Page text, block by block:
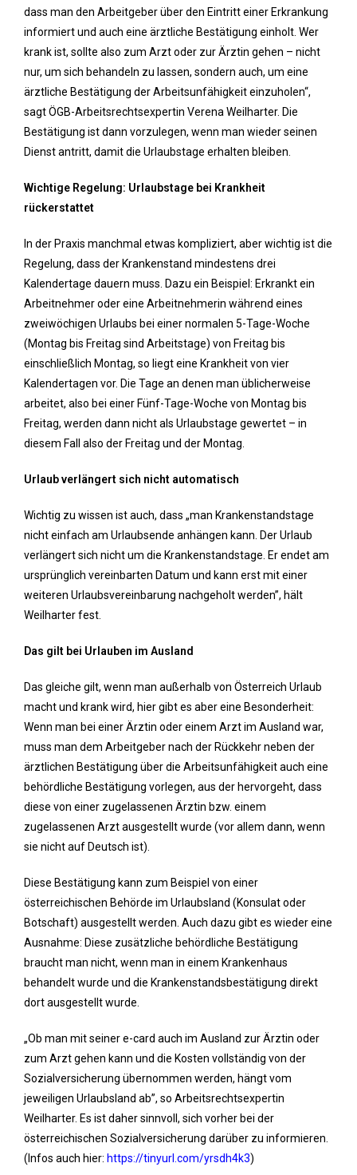
dass man den Arbeitgeber über den Eintritt einer Erkrankung
informiert und auch eine ärztliche Bestätigung einholt. Wer
krank ist, sollte also zum Arzt oder zur Ärztin gehen – nicht
nur, um sich behandeln zu lassen, sondern auch, um eine
ärztliche Bestätigung der Arbeitsunfähigkeit einzuholen“,
sagt ÖGB-Arbeitsrechtsexpertin Verena Weilharter. Die
Bestätigung ist dann vorzulegen, wenn man wieder seinen
Dienst antritt, damit die Urlaubstage erhalten bleiben.
Wichtige Regelung: Urlaubstage bei Krankheit
rückerstattet
In der Praxis manchmal etwas kompliziert, aber wichtig ist die
Regelung, dass der Krankenstand mindestens drei
Kalendertage dauern muss. Dazu ein Beispiel: Erkrankt ein
Arbeitnehmer oder eine Arbeitnehmerin während eines
zweiwöchigen Urlaubs bei einer normalen 5-Tage-Woche
(Montag bis Freitag sind Arbeitstage) von Freitag bis
einschließlich Montag, so liegt eine Krankheit von vier
Kalendertagen vor. Die Tage an denen man üblicherweise
arbeitet, also bei einer Fünf-Tage-Woche von Montag bis
Freitag, werden dann nicht als Urlaubstage gewertet – in
diesem Fall also der Freitag und der Montag.
Urlaub verlängert sich nicht automatisch
Wichtig zu wissen ist auch, dass „man Krankenstandstage
nicht einfach am Urlaubsende anhängen kann. Der Urlaub
verlängert sich nicht um die Krankenstandstage. Er endet am
ursprünglich vereinbarten Datum und kann erst mit einer
weiteren Urlaubsvereinbarung nachgeholt werden”, hält
Weilharter fest.
Das gilt bei Urlauben im Ausland
Das gleiche gilt, wenn man außerhalb von Österreich Urlaub
macht und krank wird, hier gibt es aber eine Besonderheit:
Wenn man bei einer Ärztin oder einem Arzt im Ausland war,
muss man dem Arbeitgeber nach der Rückkehr neben der
ärztlichen Bestätigung über die Arbeitsunfähigkeit auch eine
behördliche Bestätigung vorlegen, aus der hervorgeht, dass
diese von einer zugelassenen Ärztin bzw. einem
zugelassenen Arzt ausgestellt wurde (vor allem dann, wenn
sie nicht auf Deutsch ist).
Diese Bestätigung kann zum Beispiel von einer
österreichischen Behörde im Urlaubsland (Konsulat oder
Botschaft) ausgestellt werden. Auch dazu gibt es wieder eine
Ausnahme: Diese zusätzliche behördliche Bestätigung
braucht man nicht, wenn man in einem Krankenhaus
behandelt wurde und die Krankenstandsbestätigung direkt
dort ausgestellt wurde.
„Ob man mit seiner e-card auch im Ausland zur Ärztin oder
zum Arzt gehen kann und die Kosten vollständig von der
Sozialversicherung übernommen werden, hängt vom
jeweiligen Urlaubsland ab”, so Arbeitsrechtsexpertin
Weilharter. Es ist daher sinnvoll, sich vorher bei der
österreichischen Sozialversicherung darüber zu informieren.
(Infos auch hier: https://tinyurl.com/yrsdh4k3)